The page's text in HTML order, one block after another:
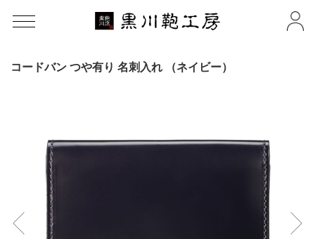
コードバン つや有り 名刺入れ （ネイビー）